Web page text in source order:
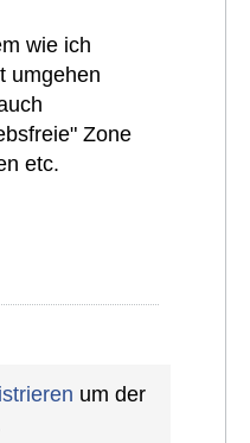
wie ich
umgehen
Zone
etc.
um der